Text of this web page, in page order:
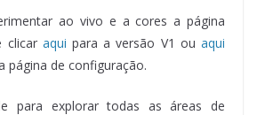
ao vivo e a cores a página
clicar aqui para a versão V1 ouaqui
página de configuração.
para explorar todas as áreas de